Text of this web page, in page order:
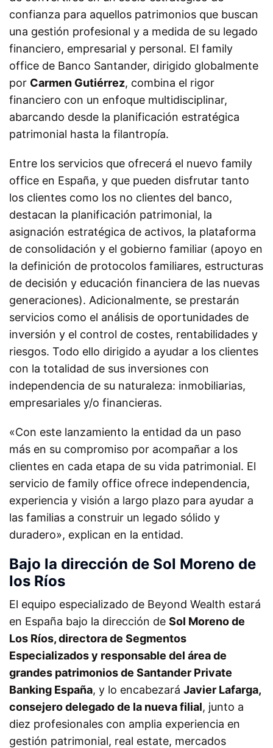
confianza para aquellos patrimonios que buscan
una gestión profesional y a medida de su legado
financiero, empresarial y personal. El family
office de Banco Santander, dirigido globalmente
por Carmen Gutiérrez, combina el rigor
financiero con un enfoque multidisciplinar,
abarcando desde la planificación estratégica
patrimonial hasta la filantropía.
Entre los servicios que ofrecerá el nuevo family
office en España, y que pueden disfrutar tanto
los clientes como los no clientes del banco,
destacan la planificación patrimonial, la
asignación estratégica de activos, la plataforma
de consolidación y el gobierno familiar (apoyo en
la definición de protocolos familiares, estructuras
de decisión y educación financiera de las nuevas
generaciones). Adicionalmente, se prestarán
servicios como el análisis de oportunidades de
inversión y el control de costes, rentabilidades y
riesgos. Todo ello dirigido a ayudar a los clientes
con la totalidad de sus inversiones con
independencia de su naturaleza: inmobiliarias,
empresariales y/o financieras.
«Con este lanzamiento la entidad da un paso
más en su compromiso por acompañar a los
clientes en cada etapa de su vida patrimonial. El
servicio de family office ofrece independencia,
experiencia y visión a largo plazo para ayudar a
las familias a construir un legado sólido y
duradero», explican en la entidad.
Bajo la dirección de Sol Moreno de
los Ríos
El equipo especializado de Beyond Wealth estará
en España bajo la dirección de Sol Moreno de
Los Ríos, directora de Segmentos
Especializados y responsable del área de
grandes patrimonios de Santander Private
Banking España, y lo encabezará Javier Lafarga,
consejero delegado de la nueva filial, junto a
diez profesionales con amplia experiencia en
gestión patrimonial, real estate, mercados